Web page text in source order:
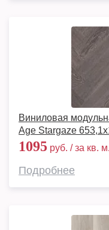
Виниловая
Age Stargaze
1095 руб. / за кв. м.
Подробнее